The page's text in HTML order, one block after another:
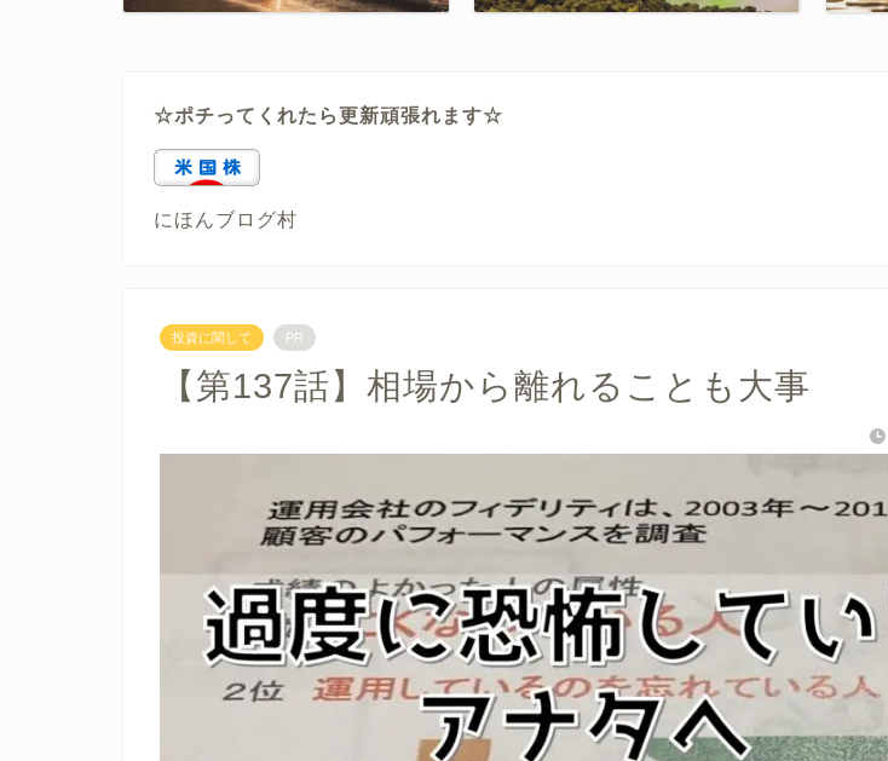
☆ポチってくれたら更新頑張れます☆
にほんブログ村
投資に関して PR
【第137話】相場から離れることも大事